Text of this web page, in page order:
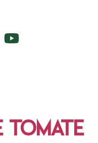
TOMATE